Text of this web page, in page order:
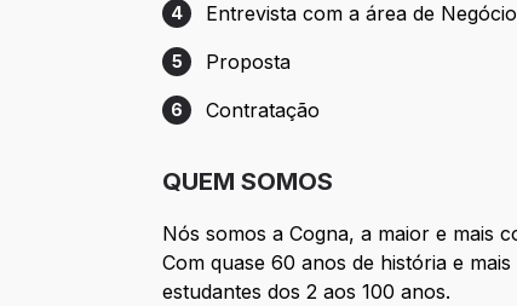
Etapa 4: Entrevista com a área de
4 Entrevista com a área de Negócio
Etapa 5: Proposta
5 Proposta
Etapa 6: Contratação
6 Contratação
QUEM SOMOS
Nós somos a Cogna, a maior e mais
Com quase 60 anos de história e
estudantes dos 2 aos 100 anos.